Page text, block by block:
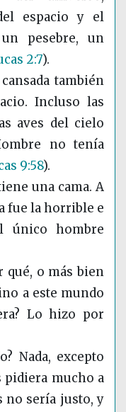
espacio y el
pesebre, un
2:7).
también
Incluso las
aves del cielo
no tenía
9:58).
una cama. A
fue la horrible e
único hombre
qué, o más bien
a este mundo
Lo hizo por
Nada, excepto
pidiera mucho a
no sería justo, y